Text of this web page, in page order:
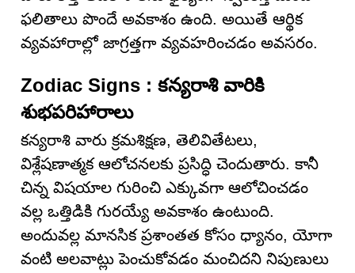
ఫలితాలు పొందే అవకాశం ఉంది. అయితే ఆర్థిక
వ్యవహారాల్లో జాగ్రత్తగా వ్యవహరించడం అవసరం.
Zodiac Signs : కన్యరాశి వారికి
శుభపరిహారాలు
కన్యరాశి వారు క్రమశిక్షణ, తెలివితేటలు,
విశ్లేషణాత్మక ఆలోచనలకు ప్రసిద్ధి చెందుతారు. కానీ
చిన్న విషయాల గురించి ఎక్కువగా ఆలోచించడం
వల్ల ఒత్తిడికి గురయ్యే అవకాశం ఉంటుంది.
అందువల్ల మానసిక ప్రశాంతత కోసం ధ్యానం, యోగా
వంటి అలవాట్లు పెంచుకోవడం మంచిదని నిపుణులు